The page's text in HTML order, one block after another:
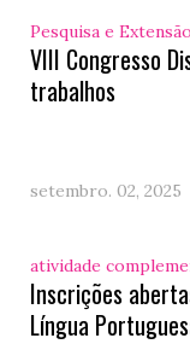
Pesquisa e Extensão
VIII Congresso
trabalhos
setembro. 02, 2025
atividade
Inscrições
Língua